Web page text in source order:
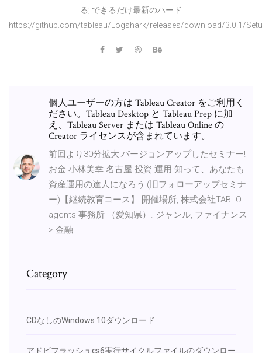
る; できるだけ最新のハード
https://github.com/tableau/Logshark/releases/download/3.0.1/
個人ユーザーの方は Tableau Creator をご利用く
ださい。Tableau Desktop と Tableau Prep に加
え、Tableau Server または Tableau Online の
Creator ライセンスが含まれています。
前回より30分拡大!バージョンアップしたセミナー!
お金 小林美幸 名古屋 投資 運用 知って、あなたも
資産運用の達人になろう!(旧フォローアップセミナ
ー)【継続教育コース】 開催場所, 株式会社TABLO
agents 事務所 （愛知県）. ジャンル, ファイナンス
> 金融
Category
CDなしのWindows 10ダウンロード
アドビフラッシュcs6実行サイクルファイルのダウンロー